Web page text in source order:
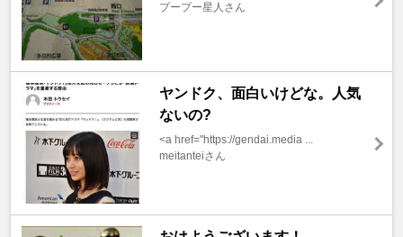
プープー星人さん
ヤンドク、面白いけどな。人気
ないの?
<a href="https://gendai.media ...
meitanteiさん